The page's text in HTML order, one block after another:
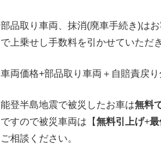
部品取り車両、抹消(廃車手続き)は
で上乗せし手数料を引かせていただ
車両価格+部品取り車両＋自賠責戻
能登半島地震で被災したお車は無料
ですので被災車両は【無料引上げ+最
ご相談ください。